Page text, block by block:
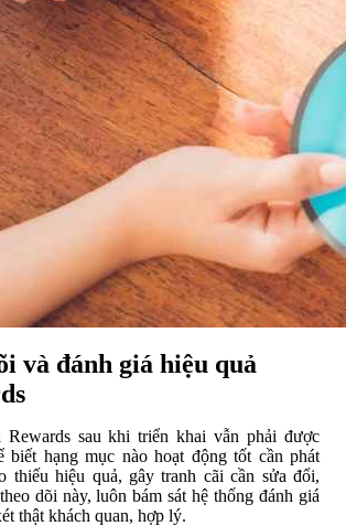
và đánh giá hiệu quả
Rewards sau khi triển khai vẫn phải được
biết hạng mục nào hoạt động tốt cần phát
thiếu hiệu quả, gây tranh cãi cần sửa đổi,
dõi này, luôn bám sát hệ thống đánh giá
thật khách quan, hợp lý.